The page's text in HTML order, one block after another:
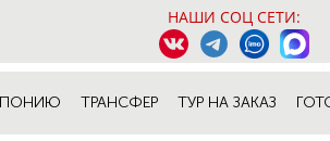
НАШИ СОЦ СЕТИ:
ТРАНСФЕР ТУР НА ЗАКАЗ